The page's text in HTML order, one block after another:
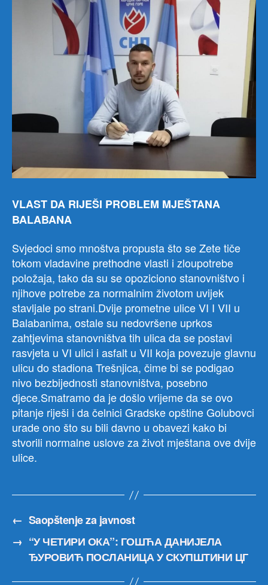
VLAST DA RIJEŠI PROBLEM MJEŠTANA
BALABANA
Svjedoci smo mnoštva propusta što se Zete tiče
tokom vladavine prethodne vlasti i zloupotrebe
položaja, tako da su se opoziciono stanovništvo i
njihove potrebe za normalnim životom uvijek
stavljale po strani.Dvije prometne ulice VI I VII u
Balabanima, ostale su nedovršene uprkos
zahtjevima stanovništva tih ulica da se postavi
rasvjeta u VI ulici i asfalt u VII koja povezuje glavnu
ulicu do stadiona Trešnjica, čime bi se podigao
nivo bezbijednosti stanovništva, posebno
djece.Smatramo da je došlo vrijeme da se ovo
pitanje riješi i da čelnici Gradske opštine Golubovci
urade ono što su bili davno u obavezi kako bi
stvorili normalne uslove za život mještana ove dvije
ulice.
← Saopštenje za javnost
→ “У ЧЕТИРИ ОКА”: ГОШЋА ДАНИЈЕЛА
ЂУРОВИЋ ПОСЛАНИЦА У СКУПШТИНИ ЦГ